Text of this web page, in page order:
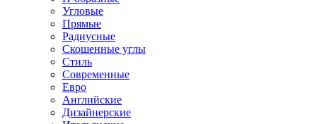
Угловые
Прямые
Радиусные
Скошенные углы
Стиль
Современные
Евро
Английские
Дизайнерские